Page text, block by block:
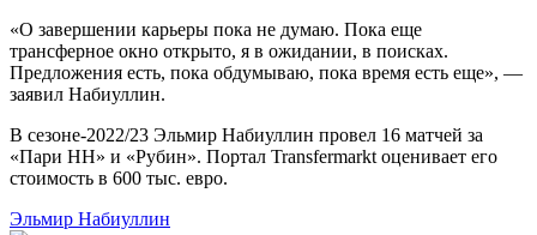
«О завершении карьеры пока не думаю. Пока еще
трансферное окно открыто, я в ожидании, в поисках.
Предложения есть, пока обдумываю, пока время есть еще», —
заявил Набиуллин.
В сезоне-2022/23 Эльмир Набиуллин провел 16 матчей за
«Пари НН» и «Рубин». Портал Transfermarkt оценивает его
стоимость в 600 тыс. евро.
Эльмир Набиуллин